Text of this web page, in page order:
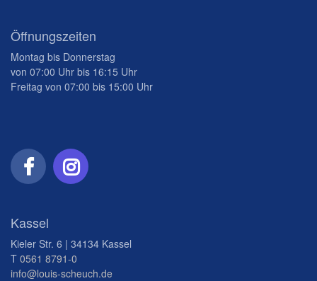
Öffnungszeiten
Montag bis Donnerstag
von 07:00 Uhr bis 16:15 Uhr
Freitag von 07:00 bis 15:00 Uhr
Kassel
Kieler Str. 6 | 34134 Kassel
T 0561 8791-0
info@louis-scheuch.de